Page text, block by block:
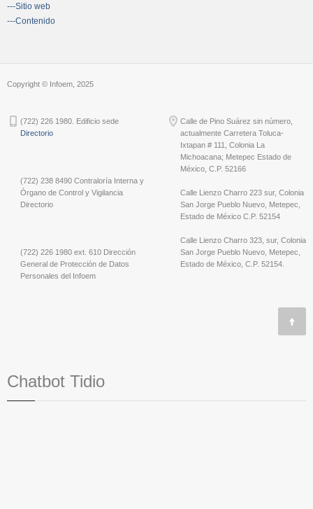
---Sitio web
---Contenido
Copyright © Infoem, 2025
(722) 226 1980. Edificio sede
Directorio
(722) 238 8490 Contraloría Interna y
Órgano de Control y Vigilancia
Directorio
(722) 226 1980 ext. 610 Dirección
General de Protección de Datos
Personales del Infoem
Calle de Pino Suárez sin número,
actualmente Carretera Toluca-
Ixtapan # 111, Colonia La
Michoacana; Metepec Estado de
México, C.P. 52166
Calle Lienzo Charro 223 sur, Colonia
San Jorge Pueblo Nuevo, Metepec,
Estado de México C.P. 52154
Calle Lienzo Charro 323, sur, Colonia
San Jorge Pueblo Nuevo, Metepec,
Estado de México, C.P. 52154.
Chatbot Tidio